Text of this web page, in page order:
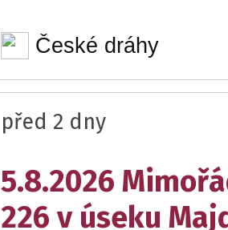
České dráhy
před 2 dny
5.8.2026
226 v úseku